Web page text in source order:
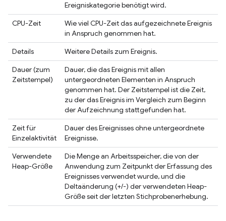
Ereigniskategorie benötigt wird.
CPU-Zeit
Wie viel CPU-Zeit das aufgezeichnete Ereignis
in Anspruch genommen hat.
Details
Weitere Details zum Ereignis.
Dauer (zum
Zeitstempel)
Dauer, die das Ereignis mit allen
untergeordneten Elementen in Anspruch
genommen hat. Der Zeitstempel ist die Zeit,
zu der das Ereignis im Vergleich zum Beginn
der Aufzeichnung stattgefunden hat.
Zeit für
Einzelaktivität
Dauer des Ereignisses ohne untergeordnete
Ereignisse.
Verwendete
Heap-Größe
Die Menge an Arbeitsspeicher, die von der
Anwendung zum Zeitpunkt der Erfassung des
Ereignisses verwendet wurde, und die
Deltaänderung (+/-) der verwendeten Heap-
Größe seit der letzten Stichprobenerhebung.